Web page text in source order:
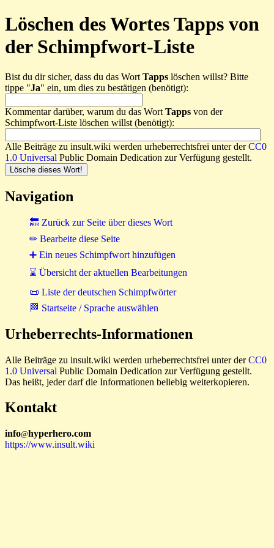
Löschen des Wortes Tapps von
der Schimpfwort-Liste
Bist du dir sicher, dass du das Wort Tapps löschen willst? Bitte
tippe "Ja" ein, um dies zu bestätigen (benötigt):
Kommentar darüber, warum du das Wort Tapps von der
Schimpfwort-Liste löschen willst (benötigt):
Alle Beiträge zu insult.wiki werden urheberrechtsfrei unter derCC0
1.0 Universal Public Domain Dedication zur Verfügung gestellt.
Navigation
🔙 Zurück zur Seite über dieses Wort
✏ Bearbeite diese Seite
➕ Ein neues Schimpfwort hinzufügen
⌛ Übersicht der aktuellen Bearbeitungen
📜 Liste der deutschen Schimpfwörter
🏁 Startseite / Sprache auswählen
Urheberrechts-Informationen
Alle Beiträge zu insult.wiki werden urheberrechtsfrei unter derCC0
1.0 Universal Public Domain Dedication zur Verfügung gestellt.
Das heißt, jeder darf die Informationen beliebig weiterkopieren.
Kontakt
info@hyperhero.com
https://www.insult.wiki